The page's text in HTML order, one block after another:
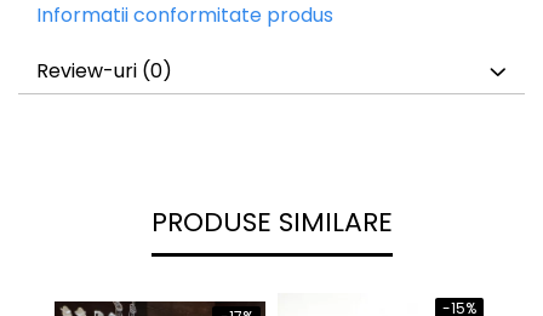
Informatii conformitate produs
Review-uri (0)
PRODUSE SIMILARE
-15%